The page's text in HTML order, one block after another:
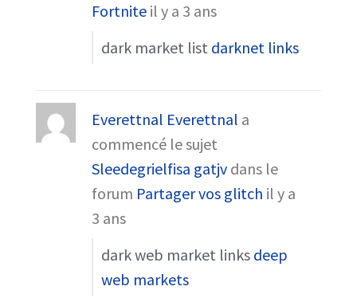
Fortnite il y a 3 ans
dark market list darknet links
Everettnal Everettnal a
commencé le sujet
Sleedegrielfisa gatjv dans le
forum Partager vos glitch il y a
3 ans
dark web market links deep
web markets